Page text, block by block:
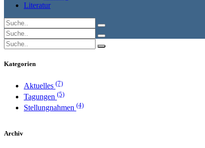
Literatur
Kategorien
Aktuelles (7)
Tagungen (5)
Stellungnahmen (4)
Archiv